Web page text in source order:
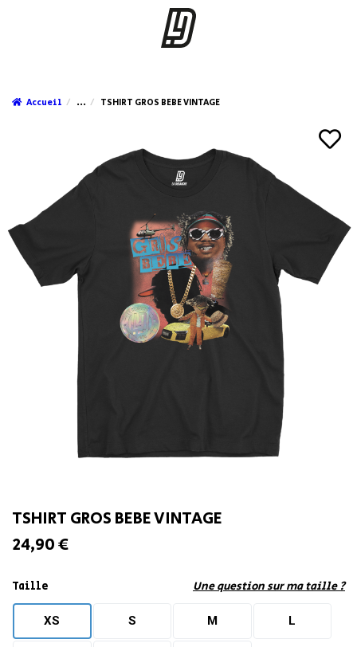
Accueil ... TSHIRT GROS BEBE VINTAGE
TSHIRT GROS BEBE VINTAGE
24,90 €
Taille Une question sur ma taille ?
XS S M L